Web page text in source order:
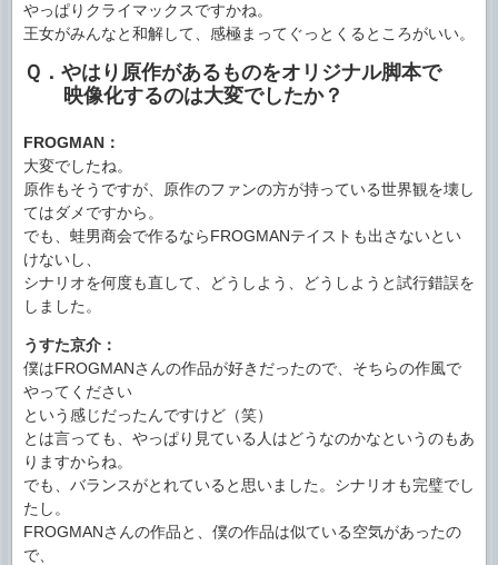
やっぱりクライマックスですかね。
王女がみんなと和解して、感極まってぐっとくるところがいい。
Ｑ．やはり原作があるものをオリジナル脚本で
映像化するのは大変でしたか？
FROGMAN：
大変でしたね。
原作もそうですが、原作のファンの方が持っている世界観を壊し
てはダメですから。
でも、蛙男商会で作るならFROGMANテイストも出さないとい
けないし、
シナリオを何度も直して、どうしよう、どうしようと試行錯誤を
しました。
うすた京介：
僕はFROGMANさんの作品が好きだったので、そちらの作風で
やってください
という感じだったんですけど（笑）
とは言っても、やっぱり見ている人はどうなのかなというのもあ
りますからね。
でも、バランスがとれていると思いました。シナリオも完璧でし
たし。
FROGMANさんの作品と、僕の作品は似ている空気があったの
で、